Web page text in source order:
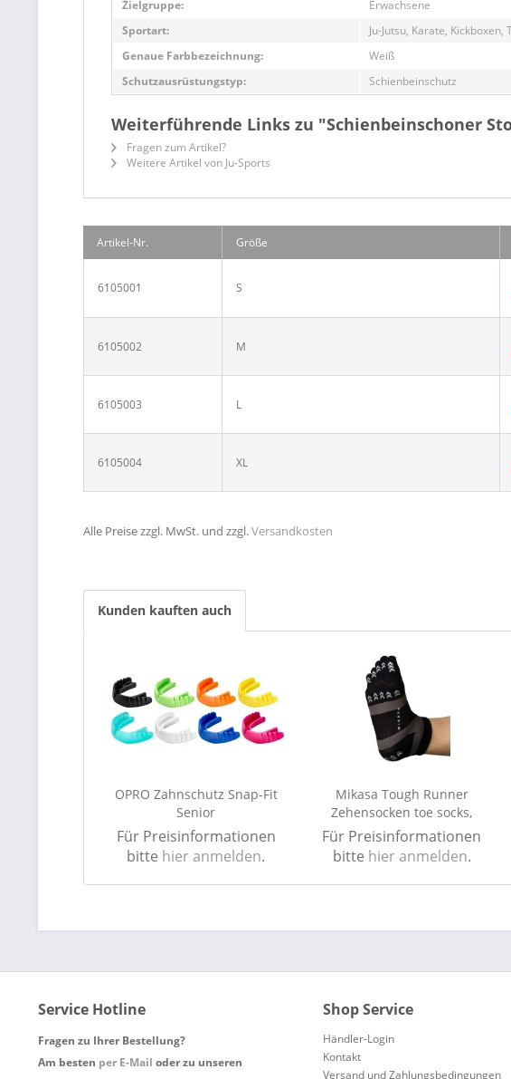
Zielgruppe:
Erwachsene
Sportart:
Ju-Jutsu, Karate, Kickboxen,
Genaue Farbbezeichnung:
Weiß
Schutzausrüstungstyp:
Schienbeinschutz
Weiterführende Links zu "Schienbeinschoner
Fragen zum Artikel?
Weitere Artikel von Ju-Sports
Artikel-Nr. Größe
6105001 S
6105002 M
6105003 L
6105004 XL
Alle Preise zzgl. MwSt. und zzgl.Versandkosten
Kunden kauften auch
OPRO Zahnschutz Snap-Fit
Senior
Für Preisinformationen
bitte hier anmelden.
Mikasa Tough Runner
Zehensocken toe socks,
394061
Für Preisinformationen
bitte hier anmelden.
Service Hotline
Fragen zu Ihrer Bestellung?
Am besten per E-Mail oder zu unseren
Shop Service
Händler-Login
Kontakt
Versand und Zahlungsbedingungen